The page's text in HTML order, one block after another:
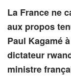
La France ne
aux propos
Paul Kagamé
dictateur
ministre